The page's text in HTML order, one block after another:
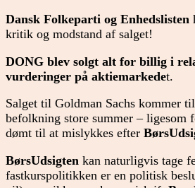
Dansk Folkeparti og Enhedslisten
kritik og modstand af salget!
DONG blev solgt alt for billig i
vurderinger på aktiemarkedet.
Salget til Goldman Sachs kommer
befolkning store summer – ligesom
dømt til at mislykkes efter
BørsUdsigten kan naturligvis tage
fastkurspolitikken er en politisk